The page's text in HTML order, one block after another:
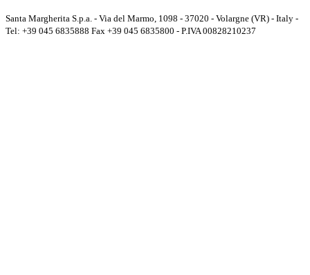
Santa Margherita S.p.a. - Via del Marmo, 1098 - 37020 - Volargne (VR) - Italy -
Tel: +39 045 6835888 Fax +39 045 6835800 - P.IVA 00828210237